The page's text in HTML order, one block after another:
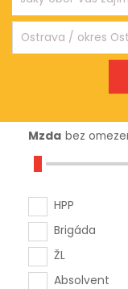
Mzda bez
HPP
Brigáda
ŽL
Absolvent